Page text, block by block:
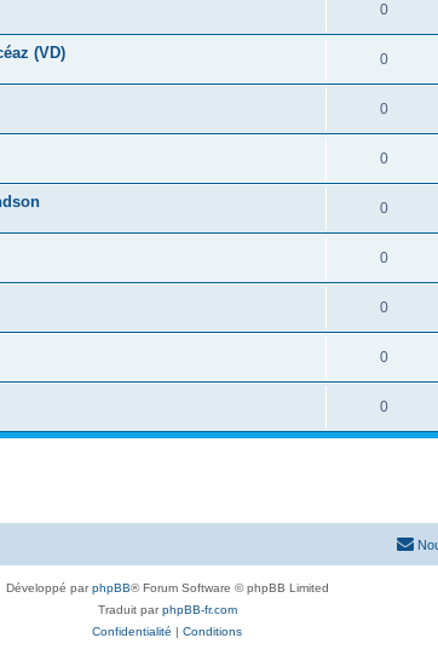
0
(VD) 0
0
0
0
0
0
0
0
Développé parphpBB® Forum Software © phpBB Limited
Traduit parphpBB-fr.com
Confidentialité | Conditions